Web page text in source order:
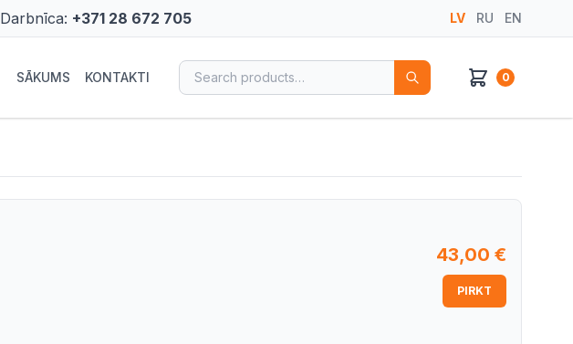
Darbnīca: +371 28 672 705 LV RU EN
SĀKUMS KONTAKTI Search for: 0
43,00 €
PIRKT